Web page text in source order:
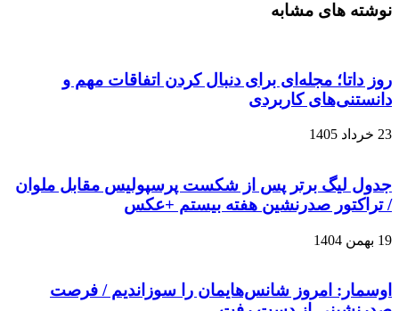
نوشته های مشابه
روز داتا؛ مجله‌ای برای دنبال کردن اتفاقات مهم و
دانستنی‌های کاربردی
23 خرداد 1405
جدول لیگ برتر پس از شکست پرسپولیس مقابل ملوان
/ تراکتور صدرنشین هفته بیستم +عکس
19 بهمن 1404
اوسمار: امروز شانس‌هایمان را سوزاندیم / فرصت